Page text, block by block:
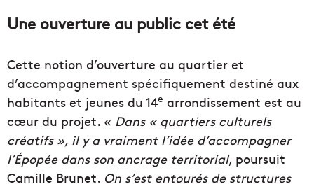
Une ouverture au public cet été
Cette notion d’ouverture au quartier et
d’accompagnement spécifiquement destiné aux
habitants et jeunes du 14e arrondissement est au
cœur du projet. « Dans « quartiers culturels
créatifs », il y a vraiment l’idée d’accompagner
l’Épopée dans son ancrage territorial, poursuit
Camille Brunet. On s’est entourés de structures